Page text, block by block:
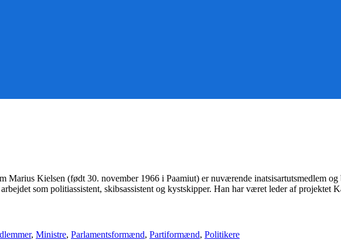
Kielsen (født 30. november 1966 i Paamiut) er nuværende inatsisartutsmedlem
som politiassistent, skibsassistent og kystskipper. Han har været leder af projektet
, Ministre, Parlamentsformænd, Partiformænd, Politikere